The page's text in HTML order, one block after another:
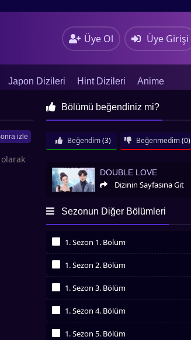
Üye Ol Üye Girişi
Japon Dizileri Hint Dizileri Anime
izle
Bölümü beğendiniz mi?
Beğendim (3) Beğenmedim (0)
Double Love
DOUBLE LOVE
Dizinin Sayfasına Git
Sezonun Diğer Bölümleri
1. Sezon 1. Bölüm
1. Sezon 2. Bölüm
1. Sezon 3. Bölüm
1. Sezon 4. Bölüm
1. Sezon 5. Bölüm